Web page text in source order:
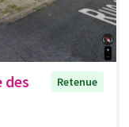
Retenue